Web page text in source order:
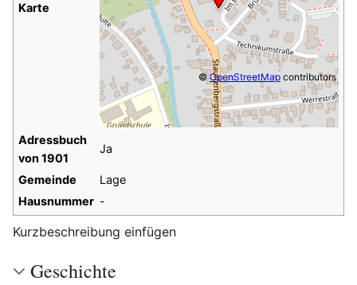
Karte
©OpenStreetMapcontributors
Adressbuch
von 1901
Ja
Gemeinde
Lage
Hausnummer -
Kurzbeschreibung einfügen
Geschichte